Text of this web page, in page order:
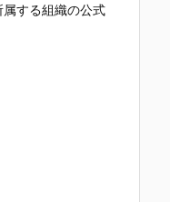
する組織の公式